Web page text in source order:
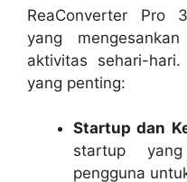
ReaConverter Pro
yang
aktivitas sehari-
yang penting:
Startup dan
startup
pengguna